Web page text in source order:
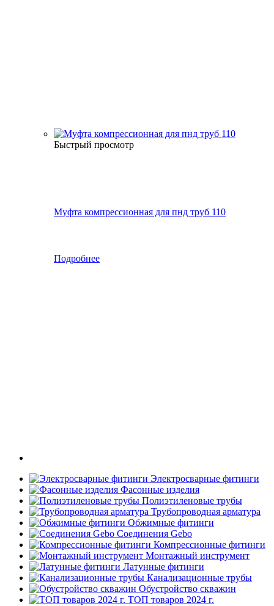
Быстрый просмотр
Муфта компрессионная для пнд труб 110
Подробнее
Электросварные фитинги
Фасонные изделия
Полиэтиленовые трубы
Трубопроводная арматура
Обжимные фитинги
Соединения Gebo
Компрессионные фитинги
Монтажный инструмент
Латунные фитинги
Канализационные трубы
Обустройство скважин
ТОП товаров 2024 г.